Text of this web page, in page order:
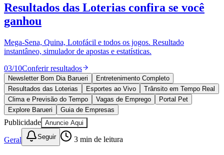
Anuncie no Portal
Cadastrar Empresa
Divulgar Vagas
Política
Esportes
Saúde
Segurança
Cultura
Meio Ambiente
Obras
Educação
Bairros de Barueri
Resultados das Loterias confira se você
ganhou
Mega-Sena, Quina, Lotofácil e todos os jogos. Resultado
instantâneo, simulador de apostas e estatísticas.
03/10Conferir resultados
Newsletter Bom Dia Barueri
Entretenimento Completo
Resultados das Loterias
Esportes ao Vivo
Trânsito em Tempo Real
Clima e Previsão do Tempo
Vagas de Emprego
Portal Pet
Explore Barueri
Guia de Empresas
Publicidade Anuncie Aqui
Geral Seguir 3 min de leitura